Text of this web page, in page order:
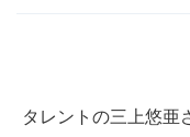
タレントの三上悠亜